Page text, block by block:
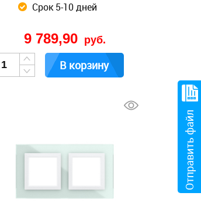
Срок 5-10 дней
9 789,90 руб.
В корзину
Отправить файл